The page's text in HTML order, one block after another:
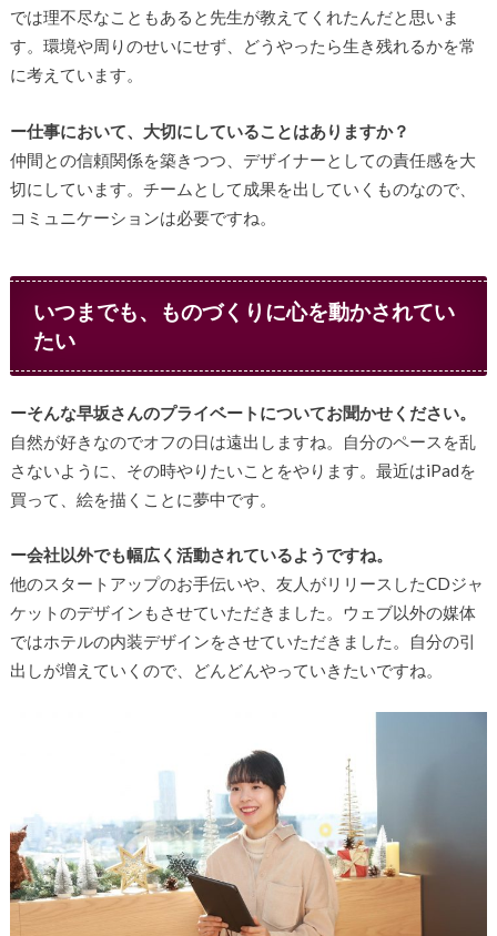
では理不尽なこともあると先生が教えてくれたんだと思いま
す。環境や周りのせいにせず、どうやったら生き残れるかを常
に考えています。
ー仕事において、大切にしていることはありますか？
仲間との信頼関係を築きつつ、デザイナーとしての責任感を大
切にしています。チームとして成果を出していくものなので、
コミュニケーションは必要ですね。
いつまでも、ものづくりに心を動かされてい
たい
ーそんな早坂さんのプライベートについてお聞かせください。
自然が好きなのでオフの日は遠出しますね。自分のペースを乱
さないように、その時やりたいことをやります。最近はiPadを
買って、絵を描くことに夢中です。
ー会社以外でも幅広く活動されているようですね。
他のスタートアップのお手伝いや、友人がリリースしたCDジャ
ケットのデザインもさせていただきました。ウェブ以外の媒体
ではホテルの内装デザインをさせていただきました。自分の引
出しが増えていくので、どんどんやっていきたいですね。